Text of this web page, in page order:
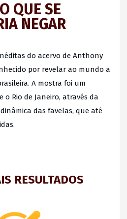
QUE SE
NEGAR
do acervo de Anthony
por revelar ao mundo a
A mostra foi um
o Rio de Janeiro, através da
das favelas, que até
RESULTADOS